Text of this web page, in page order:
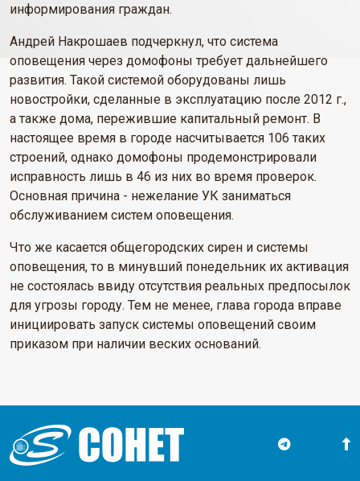
информирования граждан.
Андрей Накрошаев подчеркнул, что система
оповещения через домофоны требует дальнейшего
развития. Такой системой оборудованы лишь
новостройки, сделанные в эксплуатацию после 2012 г.,
а также дома, пережившие капитальный ремонт. В
настоящее время в городе насчитывается 106 таких
строений, однако домофоны продемонстрировали
исправность лишь в 46 из них во время проверок.
Основная причина - нежелание УК заниматься
обслуживанием систем оповещения.
Что же касается общегородских сирен и системы
оповещения, то в минувший понедельник их активация
не состоялась ввиду отсутствия реальных предпосылок
для угрозы городу. Тем не менее, глава города вправе
инициировать запуск системы оповещений своим
приказом при наличии веских оснований.